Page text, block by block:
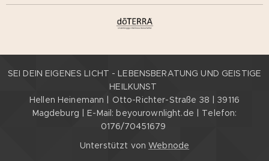
SEI DEIN EIGENES LICHT - LEBENSBERATUNG UND GEISTIGE
HEILKUNST
Hellen Heinemann | Otto-Richter-Straße 38 | 39116
Magdeburg | E-Mail: beyourownlight.de | Telefon:
0176/70451679
Unterstützt vonWebnode